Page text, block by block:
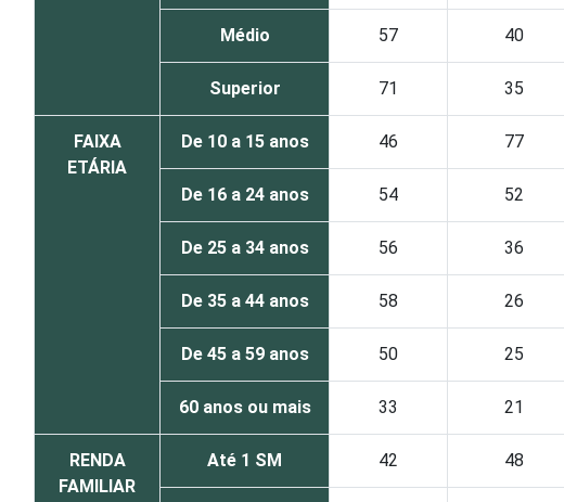
Médio 57 40
Superior 71 35
FAIXA
ETÁRIA
De 10 a 15 anos 46 77
De 16 a 24 anos 54 52
De 25 a 34 anos 56 36
De 35 a 44 anos 58 26
De 45 a 59 anos 50 25
60 anos ou mais 33 21
RENDA
FAMILIAR
Até 1 SM 42 48